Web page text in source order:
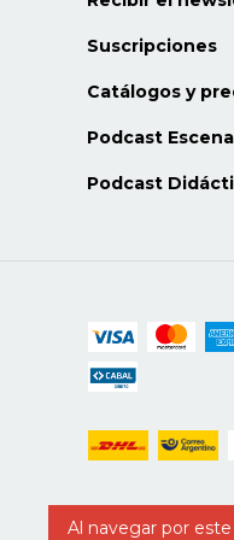
Al navegar por
imaginarios juveniles
y subjetiva del
metodológica a la
como un punto
y
consideren las
que otorgan
se establecen
los diversos
diferencias
laborales
Suscripciones
Catálogos y
Podcast
Podcast